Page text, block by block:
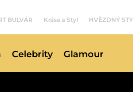
BULVÁR Krása a Styl HVĚZDNÝ
Celebrity Glamour